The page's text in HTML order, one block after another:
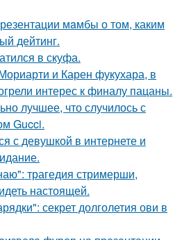
мaмбы о том, каким
дейтинг.
в скуфа.
и Карен фукухара, в
интерес к финалу пацаны.
лучшее, что случилось с
Gucci.
с девушкой в интернете и
трагедия стримерши,
настоящей.
секрет долголетия ови в